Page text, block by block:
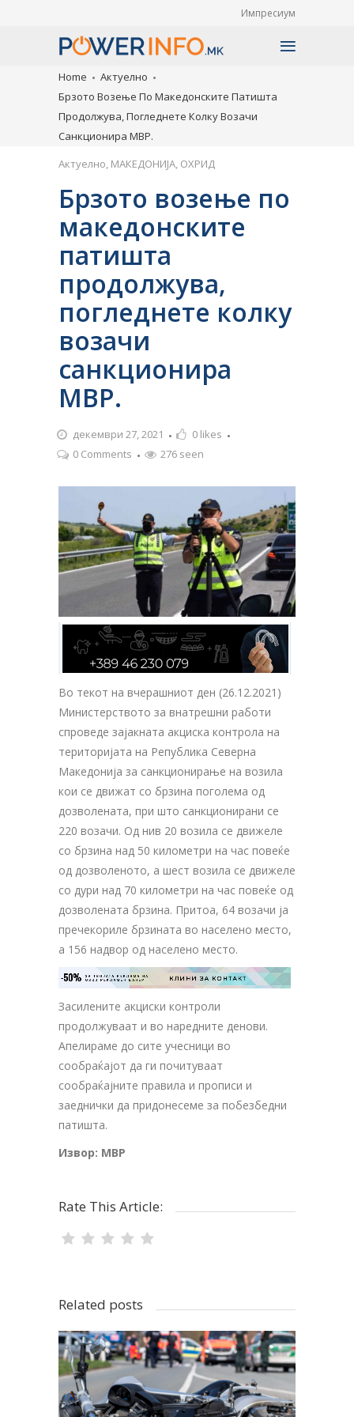
Импресиум
Home
Актуелно
Брзото Возење По Македонските Патишта
Продолжува, Погледнете Колку Возачи
Санкционира МВР.
Актуелно, МАКЕДОНИЈА, ОХРИД
Брзото возење по
македонските
патишта
продолжува,
погледнете колку
возачи
санкционира
МВР.
декември 27, 2021 0 likes
0 Comments
276 seen
Во текот на вчерашниот ден (26.12.2021)
Министерството за внатрешни работи
спроведе зајакната акциска контрола на
територијата на Република Северна
Македонија за санкционирање на возила
кои се движат со брзина поголема од
дозволената, при што санкционирани се
220 возачи. Од нив 20 возилa се движеле
со брзина над 50 километри на час повеќе
од дозволеното, а шест возила се движеле
со дури над 70 километри на час повеќе од
дозволената брзина. Притоа, 64 возачи ја
пречекориле брзината во населено место,
а 156 надвор од населено место.
-50% ЗА ТВОЈАТА РЕКЛАМА НА
ОВОЈ РЕКЛАМЕН БАНЕР КЛИНИ ЗА КОНТАКТ
Засилените акциски контроли
продолжуваат и во наредните денови.
Апелираме до сите учесници во
сообраќајот да ги почитуваат
сообраќајните правила и прописи и
заеднички да придонесеме за побезбедни
патишта.
Извор: МВР
Rate This Article:
Related posts